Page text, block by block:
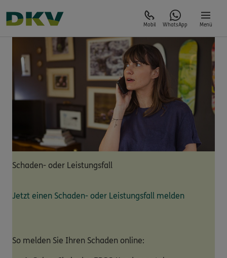
Mobil WhatsApp Menü
Schaden- oder Leistungsfall
Jetzt einen Schaden- oder Leistungsfall melden
So melden Sie Ihren Schaden online: